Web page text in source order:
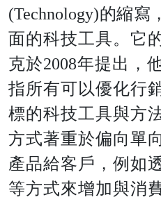
(Technology)的縮寫
面的科技工具。它
克於2008年提出，
指所有可以優化行
標的科技工具與方
方式著重於偏向單
產品給客戶，例如
等方式來增加與消